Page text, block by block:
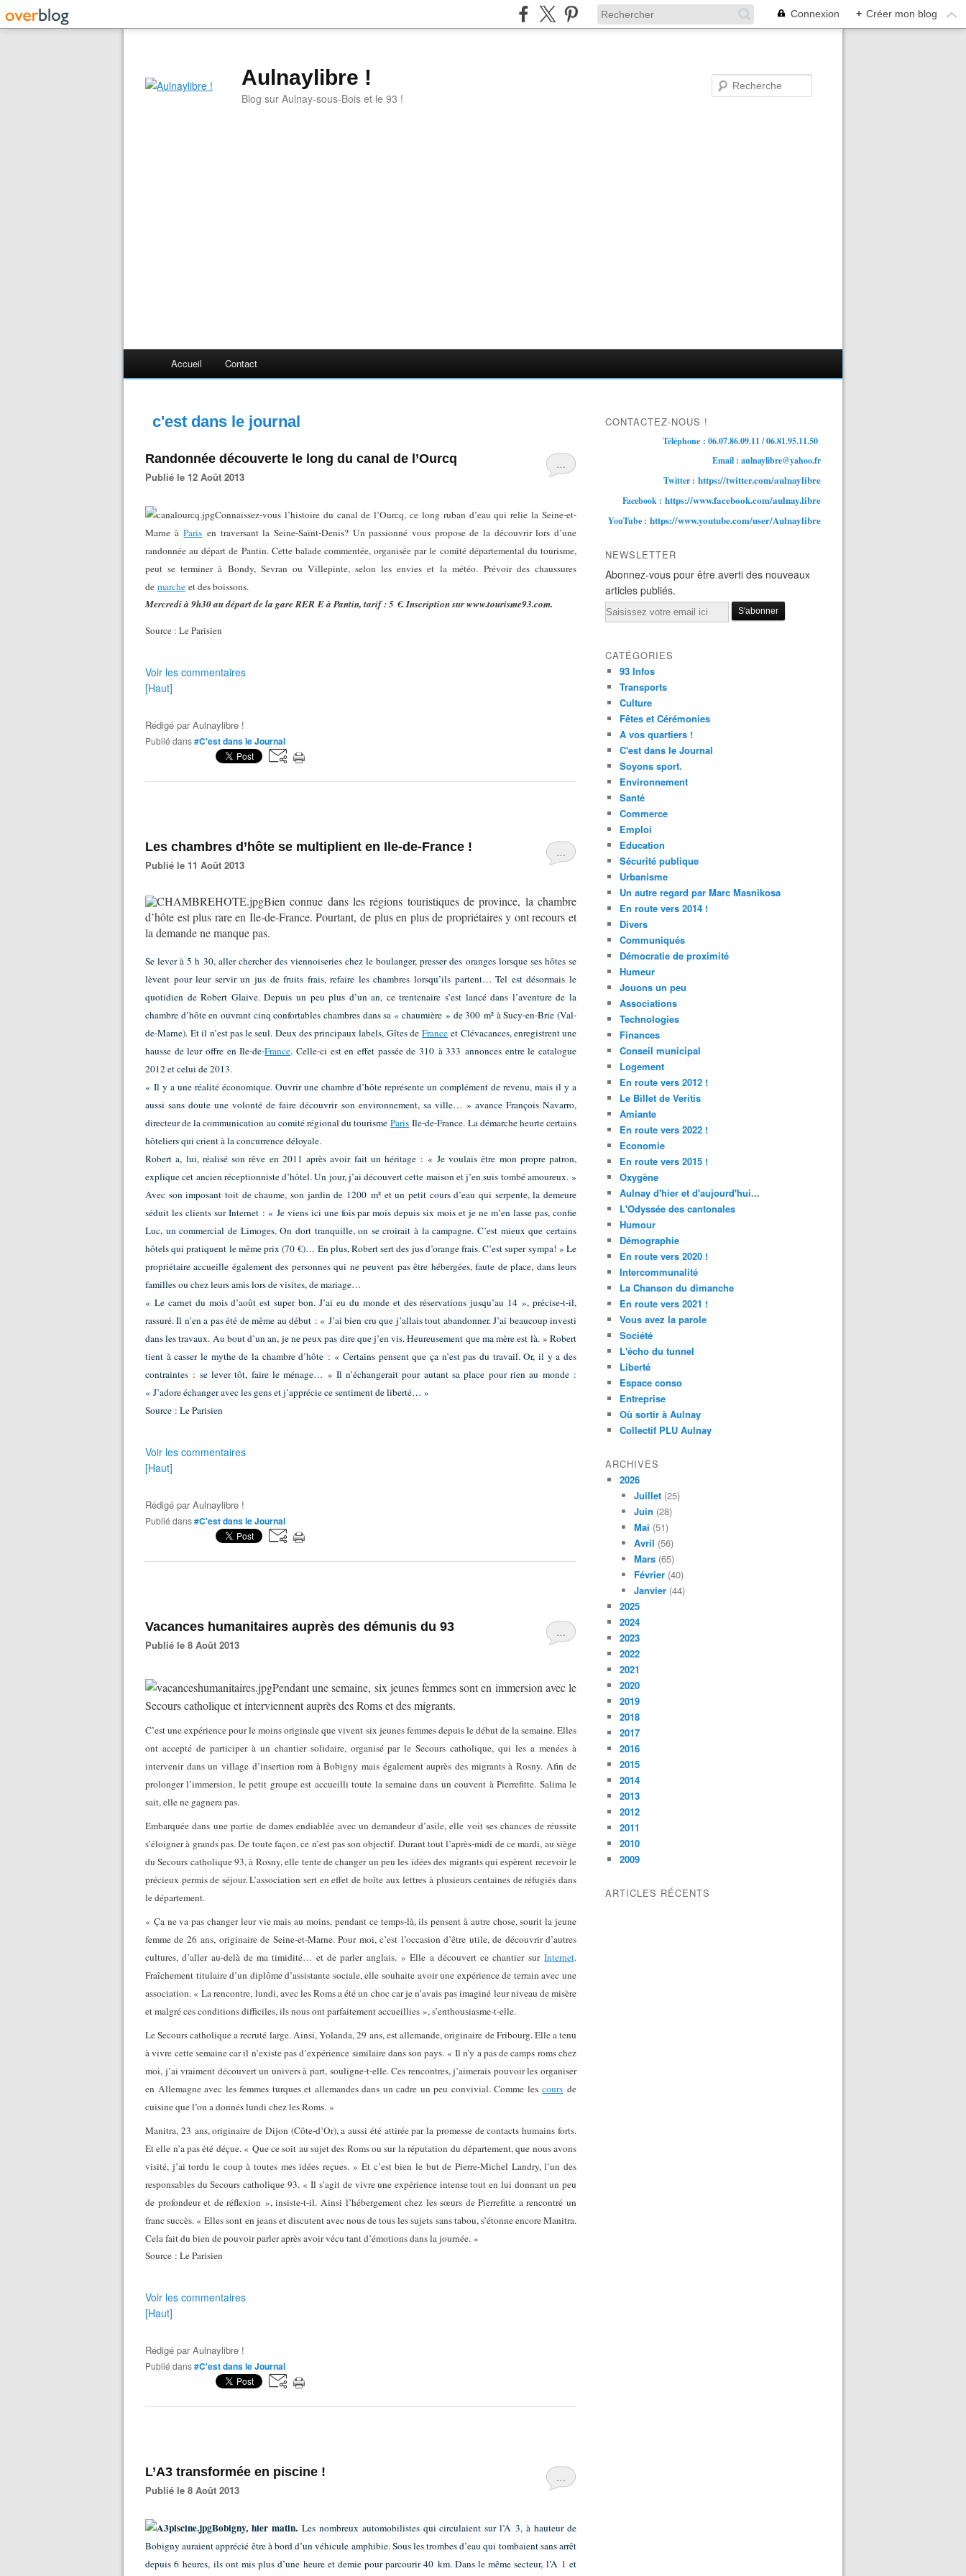
Connexion + Créer mon blog
Aulnaylibre !
Blog sur Aulnay-sous-Bois et le 93 !
Accueil Contact
c'est dans le journal
…
Randonnée découverte le long du canal de l’Ourcq
Publié le 12 Août 2013
Connaissez-vous l’histoire du canal de l’Ourcq, ce long ruban d’eau qui relie la Seine-et-
Marne àParis en traversant la Seine-Saint-Denis? Un passionné vous propose de la découvrir lors d’une
randonnée au départ de Pantin. Cette balade commentée, organisée par le comité départemental du tourisme,
peut se terminer à Bondy, Sevran ou Villepinte, selon les envies et la météo. Prévoir des chaussures
de marche et des boissons.
Mercredi à 9h30 au départ de la gare RER E à Pantin, tarif : 5 €. Inscription sur www.tourisme93.com.
Source : Le Parisien
Voir les commentaires
[Haut]
Rédigé parAulnaylibre !
Publié dans#C'est dans le Journal
…
Les chambres d’hôte se multiplient en Ile-de-France !
Publié le 11 Août 2013
Bien connue dans les régions touristiques de province, la chambre
d’hôte est plus rare en Ile-de-France. Pourtant, de plus en plus de propriétaires y ont recours et
la demande ne manque pas.
Se lever à 5 h 30, aller chercher des viennoiseries chez le boulanger, presser des oranges lorsque ses hôtes se
lèvent pour leur servir un jus de fruits frais, refaire les chambres lorsqu’ils partent… Tel est désormais le
quotidien de Robert Glaive. Depuis un peu plus d’un an, ce trentenaire s’est lancé dans l’aventure de la
chambre d’hôte en ouvrant cinq confortables chambres dans sa « chaumière » de 300 m² à Sucy-en-Brie (Val-
de-Marne). Et il n’est pas le seul. Deux des principaux labels, Gîtes de France et Clévacances, enregistrent une
hausse de leur offre en Ile-de-France. Celle-ci est en effet passée de 310 à 333 annonces entre le catalogue
2012 et celui de 2013.
« Il y a une réalité économique. Ouvrir une chambre d’hôte représente un complément de revenu, mais il y a
aussi sans doute une volonté de faire découvrir son environnement, sa ville… » avance François Navarro,
directeur de la communication au comité régional du tourisme Paris Ile-de-France. La démarche heurte certains
hôteliers qui crient à la concurrence déloyale.
Robert a, lui, réalisé son rêve en 2011 après avoir fait un héritage : « Je voulais être mon propre patron,
explique cet ancien réceptionniste d’hôtel. Un jour, j’ai découvert cette maison et j’en suis tombé amoureux. »
Avec son imposant toit de chaume, son jardin de 1200 m² et un petit cours d’eau qui serpente, la demeure
séduit les clients sur Internet : « Je viens ici une fois par mois depuis six mois et je ne m’en lasse pas, confie
Luc, un commercial de Limoges. On dort tranquille, on se croirait à la campagne. C’est mieux que certains
hôtels qui pratiquent le même prix (70 €)… En plus, Robert sert des jus d’orange frais. C’est super sympa! » Le
propriétaire accueille également des personnes qui ne peuvent pas être hébergées, faute de place, dans leurs
familles ou chez leurs amis lors de visites, de mariage…
« Le carnet du mois d’août est super bon. J’ai eu du monde et des réservations jusqu’au 14 », précise-t-il,
rassuré. Il n’en a pas été de même au début : « J’ai bien cru que j’allais tout abandonner. J’ai beaucoup investi
dans les travaux. Au bout d’un an, je ne peux pas dire que j’en vis. Heureusement que ma mère est là. » Robert
tient à casser le mythe de la chambre d’hôte : « Certains pensent que ça n’est pas du travail. Or, il y a des
contraintes : se lever tôt, faire le ménage… » Il n’échangerait pour autant sa place pour rien au monde :
« J’adore échanger avec les gens et j’apprécie ce sentiment de liberté… »
Source : Le Parisien
Voir les commentaires
[Haut]
Rédigé parAulnaylibre !
Publié dans#C'est dans le Journal
…
Vacances humanitaires auprès des démunis du 93
Publié le 8 Août 2013
Pendant une semaine, six jeunes femmes sont en immersion avec le
Secours catholique et interviennent auprès des Roms et des migrants.
C’est une expérience pour le moins originale que vivent six jeunes femmes depuis le début de la semaine. Elles
ont accepté de participer à un chantier solidaire, organisé par le Secours catholique, qui les a menées à
intervenir dans un village d’insertion rom à Bobigny mais également auprès des migrants à Rosny. Afin de
prolonger l’immersion, le petit groupe est accueilli toute la semaine dans un couvent à Pierrefitte. Salima le
sait, elle ne gagnera pas.
Embarquée dans une partie de dames endiablée avec un demandeur d’asile, elle voit ses chances de réussite
s’éloigner à grands pas. De toute façon, ce n’est pas son objectif. Durant tout l’après-midi de ce mardi, au siège
du Secours catholique 93, à Rosny, elle tente de changer un peu les idées des migrants qui espèrent recevoir le
précieux permis de séjour. L’association sert en effet de boîte aux lettres à plusieurs centaines de réfugiés dans
le département.
« Ça ne va pas changer leur vie mais au moins, pendant ce temps-là, ils pensent à autre chose, sourit la jeune
femme de 26 ans, originaire de Seine-et-Marne. Pour moi, c’est l’occasion d’être utile, de découvrir d’autres
cultures, d’aller au-delà de ma timidité… et de parler anglais. » Elle a découvert ce chantier sur Internet.
Fraîchement titulaire d’un diplôme d’assistante sociale, elle souhaite avoir une expérience de terrain avec une
association. « La rencontre, lundi, avec les Roms a été un choc car je n’avais pas imaginé leur niveau de misère
et malgré ces conditions difficiles, ils nous ont parfaitement accueillies », s’enthousiasme-t-elle.
Le Secours catholique a recruté large. Ainsi, Yolanda, 29 ans, est allemande, originaire de Fribourg. Elle a tenu
à vivre cette semaine car il n’existe pas d’expérience similaire dans son pays. « Il n’y a pas de camps roms chez
moi, j’ai vraiment découvert un univers à part, souligne-t-elle. Ces rencontres, j’aimerais pouvoir les organiser
en Allemagne avec les femmes turques et allemandes dans un cadre un peu convivial. Comme les cours de
cuisine que l’on a donnés lundi chez les Roms. »
Manitra, 23 ans, originaire de Dijon (Côte-d’Or), a aussi été attirée par la promesse de contacts humains forts.
Et elle n’a pas été déçue. « Que ce soit au sujet des Roms ou sur la réputation du département, que nous avons
visité, j’ai tordu le coup à toutes mes idées reçues. » Et c’est bien le but de Pierre-Michel Landry, l’un des
responsables du Secours catholique 93. « Il s’agit de vivre une expérience intense tout en lui donnant un peu
de profondeur et de réflexion », insiste-t-il. Ainsi l’hébergement chez les sœurs de Pierrefitte a rencontré un
franc succès. « Elles sont en jeans et discutent avec nous de tous les sujets sans tabou, s’étonne encore Manitra.
Cela fait du bien de pouvoir parler après avoir vécu tant d’émotions dans la journée. »
Source : Le Parisien
Voir les commentaires
[Haut]
Rédigé parAulnaylibre !
Publié dans#C'est dans le Journal
…
L’A3 transformée en piscine !
Publié le 8 Août 2013
Bobigny, hier matin. Les nombreux automobilistes qui circulaient sur l’A 3, à hauteur de
Bobigny auraient apprécié être à bord d’un véhicule amphibie. Sous les trombes d’eau qui tombaient sans arrêt
depuis 6 heures, ils ont mis plus d’une heure et demie pour parcourir 40 km. Dans le même secteur, l’A 1 et
CONTACTEZ-NOUS !
Téléphone : 06.07.86.09.11 / 06.81.95.11.50
Email : aulnaylibre@yahoo.fr
Twitter : https://twitter.com/aulnaylibre
Facebook : https://www.facebook.com/aulnay.libre
YouTube : https://www.youtube.com/user/Aulnaylibre
NEWSLETTER
Abonnez-vous pour être averti des nouveaux
articles publiés.
Email
CATÉGORIES
93 Infos
Transports
Culture
Fêtes et Cérémonies
A vos quartiers !
C'est dans le Journal
Soyons sport.
Environnement
Santé
Commerce
Emploi
Education
Sécurité publique
Urbanisme
Un autre regard par Marc Masnikosa
En route vers 2014 !
Divers
Communiqués
Démocratie de proximité
Humeur
Jouons un peu
Associations
Technologies
Finances
Conseil municipal
Logement
En route vers 2012 !
Le Billet de Veritis
Amiante
En route vers 2022 !
Economie
En route vers 2015 !
Oxygène
Aulnay d'hier et d'aujourd'hui...
L'Odyssée des cantonales
Humour
Démographie
En route vers 2020 !
Intercommunalité
La Chanson du dimanche
En route vers 2021 !
Vous avez la parole
Société
L'écho du tunnel
Liberté
Espace conso
Entreprise
Où sortir à Aulnay
Collectif PLU Aulnay
ARCHIVES
2026
Juillet (25)
Juin (28)
Mai (51)
Avril (56)
Mars (65)
Février (40)
Janvier (44)
2025
2024
2023
2022
2021
2020
2019
2018
2017
2016
2015
2014
2013
2012
2011
2010
2009
ARTICLES RÉCENTS